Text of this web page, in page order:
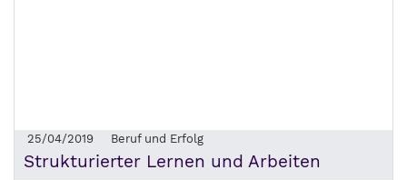
25/04/2019 Beruf und Erfolg
Strukturierter Lernen und Arbeiten